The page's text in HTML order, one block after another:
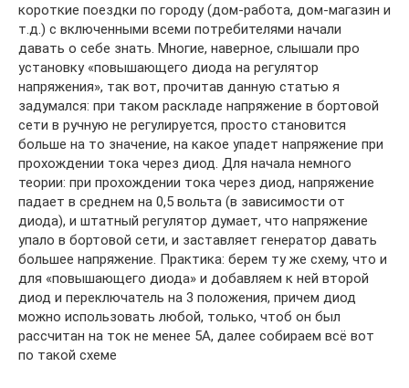
короткие поездки по городу (дом-работа, дом-магазин и
т.д.) с включенными всеми потребителями начали
давать о себе знать. Многие, наверное, слышали про
установку «повышающего диода на регулятор
напряжения», так вот, прочитав данную статью я
задумался: при таком раскладе напряжение в бортовой
сети в ручную не регулируется, просто становится
больше на то значение, на какое упадет напряжение при
прохождении тока через диод. Для начала немного
теории: при прохождении тока через диод, напряжение
падает в среднем на 0,5 вольта (в зависимости от
диода), и штатный регулятор думает, что напряжение
упало в бортовой сети, и заставляет генератор давать
большее напряжение. Практика: берем ту же схему, что и
для «повышающего диода» и добавляем к ней второй
диод и переключатель на 3 положения, причем диод
можно использовать любой, только, чтоб он был
рассчитан на ток не менее 5А, далее собираем всё вот
по такой схеме